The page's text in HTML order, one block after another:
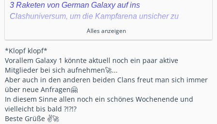
3 Raketen von German Galaxy auf ins
Clashuniversum, um die Kampfarena unsicher zu
Seit nun fast 2 (Licht)Jahren fliegt unsere
Besatzung durch die Galaxie und konnte so einige
Abenteuer erleben. Mit EURER Unterstützung
möchten wir unsere Reise noch einige Zeit
fortsetzen.
Wie wir das meistern wollen??
Auf jeder Rakete ist die Kommandobrücke seit
Alles anzeigen
*Klopf klopf*
Vorallem Galaxy 1 könnte aktuell noch ein paar aktive
Mitglieder bei sich aufnehmen🚀...
Aber auch in den anderen beiden Clans freut man sich immer
über neue Anfragen🤗
In diesem Sinne allen noch ein schönes Wochenende und
vielleicht bis bald ?!?!?
Beste Grüße ✌🚀